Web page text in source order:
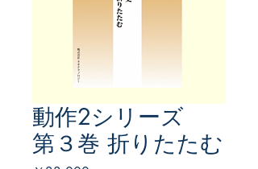
動作2シリーズ
第３巻 折りたたむ